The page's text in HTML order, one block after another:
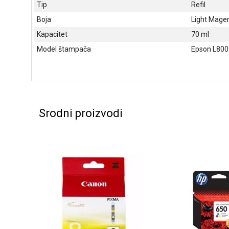
Tip
Refil
Boja
Light
Kapacitet
70 ml
Model štampača
Epson L800
Srodni proizvodi